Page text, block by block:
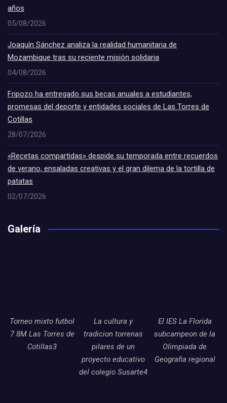
años
05/08/2026
Joaquín Sánchez analiza la realidad humanitaria de
Mozambique tras su reciente misión solidaria
04/08/2026
Fripozo ha entregado sus becas anuales a estudiantes,
promesas del deporte y entidades sociales de Las Torres de
Cotillas
28/07/2026
«Recetas compartidas» despide su temporada entre recuerdos
de verano, ensaladas creativas y el gran dilema de la tortilla de
patatas
02/07/2026
Galería
Torneo mixto futbol
7 8M Las Torres de
Cotillas3
La cultura y
tradicion torrenas
pilares de un
proyecto educativo
del colegio Susarte4
El IES La Florida
subcampeon de la
Olimpiada de
Geografia regional